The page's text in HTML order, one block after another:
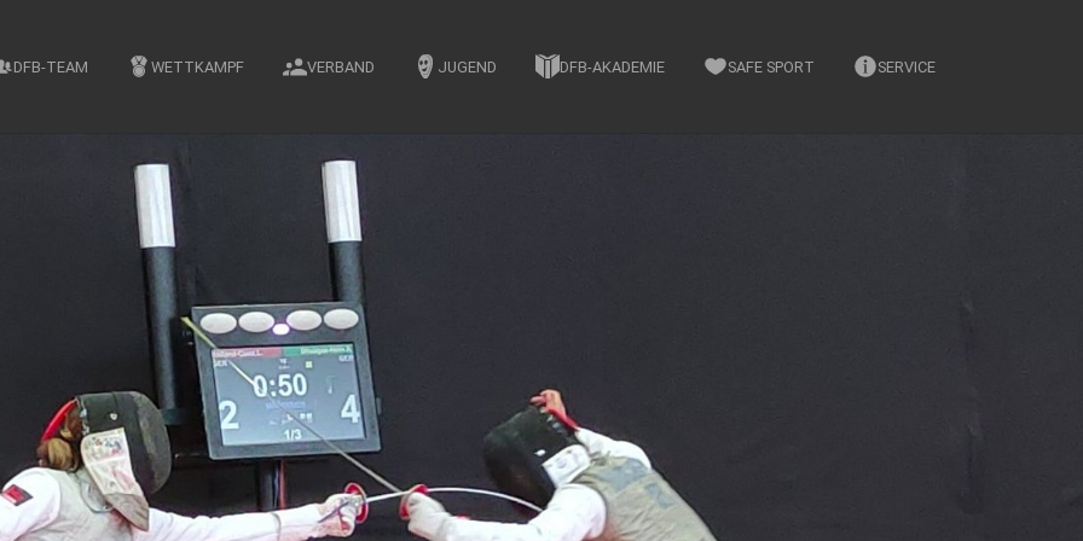
DFB-TEAM WETTKAMPF VERBAND JUGEND DFB-AKADEMIE SAFE SPORT SERVICE